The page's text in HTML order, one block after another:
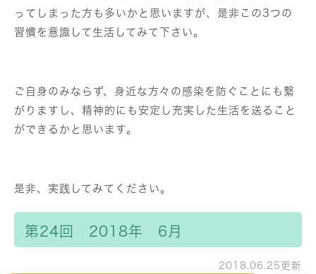
ってしまった方も多いかと思いますが、是非この3つの
習慣を意識して生活してみて下さい。
ご自身のみならず、身近な方々の感染を防ぐことにも繋
がりますし、精神的にも安定し充実した生活を送ること
ができるかと思います。
是非、実践してみてください。
第24回 2018年 6月
2018.06.25更新